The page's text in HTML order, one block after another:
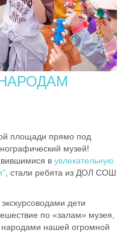
площади прямо под
музей!
в увлекательную
, стали ребята из ДОЛ СОШ
дети
по «залам» музея,
народами нашей огромной